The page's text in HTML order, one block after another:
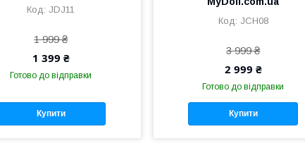
JDJ11
1 999 ₴
1 399 ₴
Готово до відправки
Купити
JCH08
3 999 ₴
2 999 ₴
Готово до відправки
Купити